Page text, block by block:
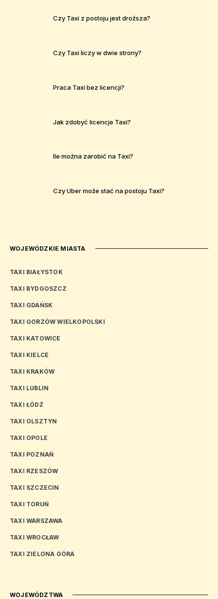
Czy Taxi z postoju jest droższa?
Czy Taxi liczy w dwie strony?
Praca Taxi bez licencji?
Jak zdobyć licencje Taxi?
Ile można zarobić na Taxi?
Czy Uber może stać na postoju Taxi?
WOJEWÓDZKIE MIASTA
TAXI BIAŁYSTOK
TAXI BYDGOSZCZ
TAXI GDAŃSK
TAXI GORZÓW WIELKOPOLSKI
TAXI KATOWICE
TAXI KIELCE
TAXI KRAKÓW
TAXI LUBLIN
TAXI ŁÓDŹ
TAXI OLSZTYN
TAXI OPOLE
TAXI POZNAŃ
TAXI RZESZÓW
TAXI SZCZECIN
TAXI TORUŃ
TAXI WARSZAWA
TAXI WROCŁAW
TAXI ZIELONA GÓRA
WOJEWÓDZTWA